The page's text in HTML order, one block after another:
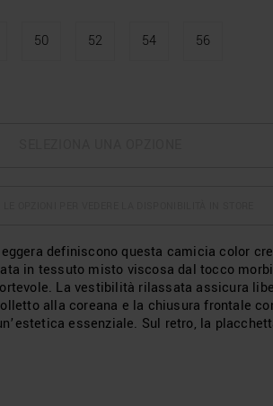
50 52 54 56
definiscono questa camicia color
in tessuto misto viscosa dal tocco
La vestibilità rilassata assicura
alla coreana e la chiusura frontale
essenziale. Sul retro, la